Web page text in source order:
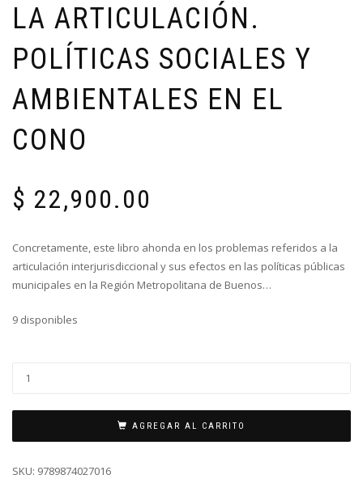
LA ARTICULACIÓN.
POLÍTICAS SOCIALES Y
AMBIENTALES EN EL
CONO
$ 22,900.00
Concretamente, este libro ahonda en los problemas referidos a la
articulación interjurisdiccional y sus efectos en las políticas públicas
municipales en la Región Metropolitana de Buenos…
9 disponibles
AGREGAR AL CARRITO
SKU: 9789874027016